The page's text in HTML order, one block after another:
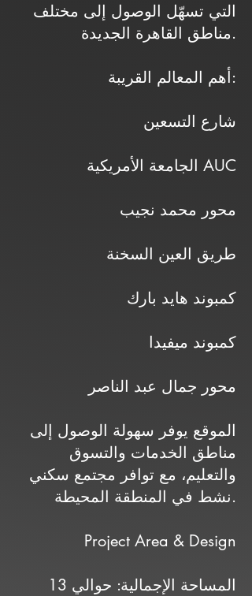
التي تسهّل الوصول إلى مختلف
مناطق القاهرة الجديدة.
أهم المعالم القريبة:
شارع التسعين
الجامعة الأمريكية AUC
محور محمد نجيب
طريق العين السخنة
كمبوند هايد بارك
كمبوند ميفيدا
محور جمال عبد الناصر
الموقع يوفر سهولة الوصول إلى
مناطق الخدمات والتسوق
والتعليم، مع توافر مجتمع سكني
نشط في المنطقة المحيطة.
Project Area & Design
المساحة الإجمالية: حوالي 13